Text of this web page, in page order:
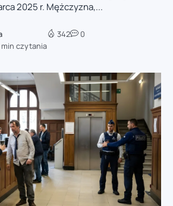
2025 r. Mężczyzna,...
min czytania
342 0